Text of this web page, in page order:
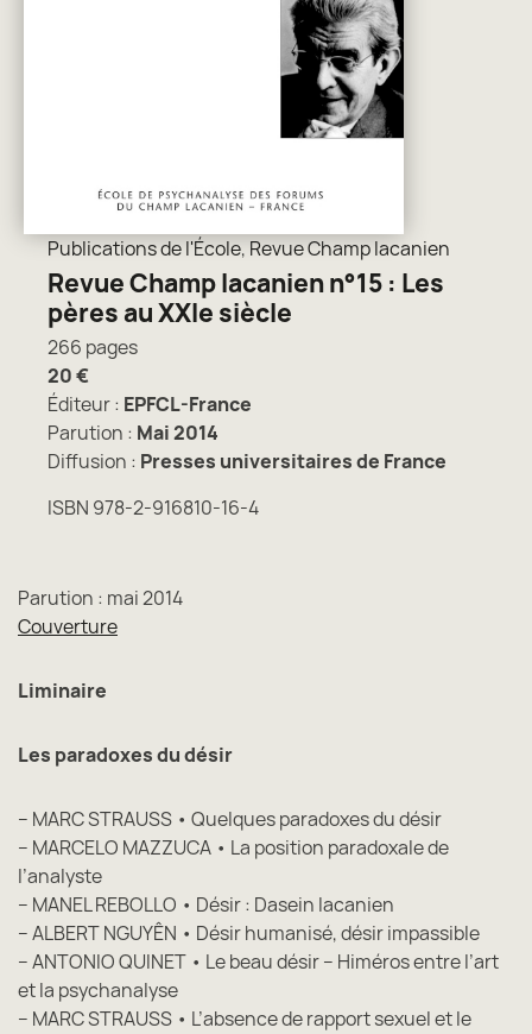
Publications de l'École, Revue Champ lacanien
Revue Champ lacanien n°15 : Les
pères au XXIe siècle
266 pages
20 €
Éditeur : EPFCL-France
Parution : Mai 2014
Diffusion : Presses universitaires de France
ISBN 978-2-916810-16-4
Parution : mai 2014
Couverture
Liminaire
Les paradoxes du désir
– MARC STRAUSS • Quelques paradoxes du désir
– MARCELO MAZZUCA • La position paradoxale de
l’analyste
– MANEL REBOLLO • Désir : Dasein lacanien
– ALBERT NGUYÊN • Désir humanisé, désir impassible
– ANTONIO QUINET • Le beau désir – Himéros entre l’art
et la psychanalyse
– MARC STRAUSS • L’absence de rapport sexuel et le